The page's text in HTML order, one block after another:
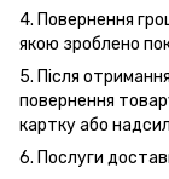
4. Повернення
якою зроблено
5. Після
повернення
картку або
6. Послуги